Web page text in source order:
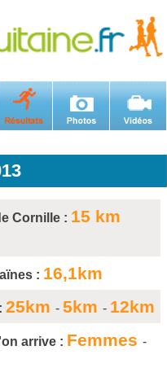
Cornille : 15 km
: 16,1km
25km - 5km - 12km
arrive : Femmes -